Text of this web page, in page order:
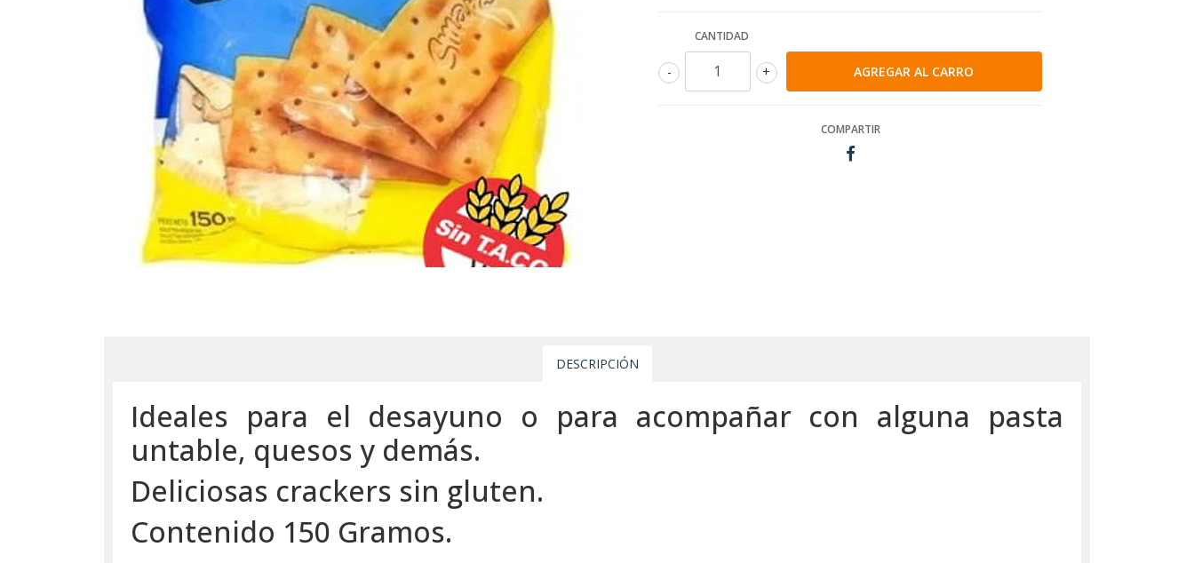
CANTIDAD
+
-
COMPARTIR
DESCRIPCIÓN
Ideales para el desayuno o para acompañar con alguna pasta
untable, quesos y demás.
Deliciosas crackers sin gluten.
Contenido 150 Gramos.